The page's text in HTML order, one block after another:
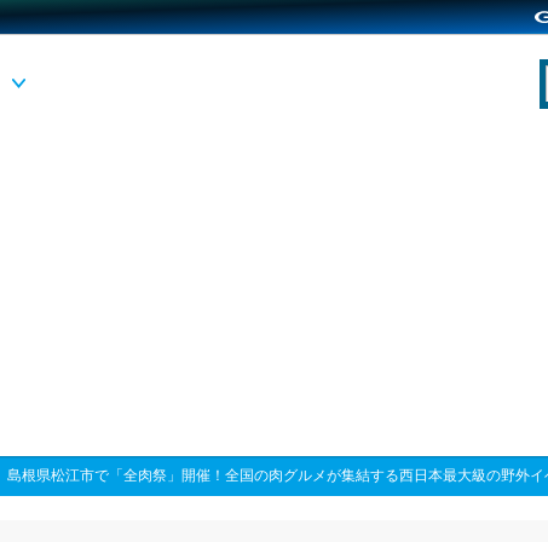
島根県松江市で「全肉祭」開催！全国の肉グルメが集結する西日本最大級の野外イ